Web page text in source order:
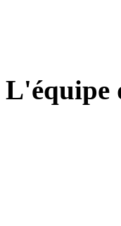
L'équipe